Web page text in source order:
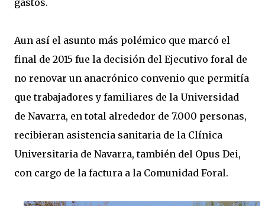
gastos.
Aun así el asunto más polémico que marcó el
final de 2015 fue la decisión del Ejecutivo foral de
no renovar un anacrónico convenio que permitía
que trabajadores y familiares de la Universidad
de Navarra, en total alrededor de 7.000 personas,
recibieran asistencia sanitaria de la Clínica
Universitaria de Navarra, también del Opus Dei,
con cargo de la factura a la Comunidad Foral.